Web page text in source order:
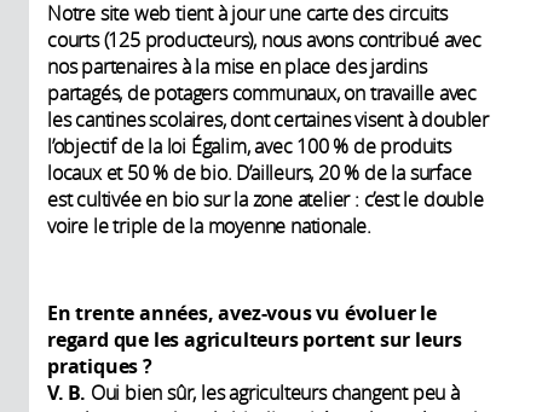
Notre site web tient à jour une carte des circuits
courts (125 producteurs), nous avons contribué avec
nos partenaires à la mise en place des jardins
partagés, de potagers communaux, on travaille avec
les cantines scolaires, dont certaines visent à doubler
l’objectif de la loi Égalim, avec 100 % de produits
locaux et 50 % de bio. D’ailleurs, 20 % de la surface
est cultivée en bio sur la zone atelier : c’est le double
voire le triple de la moyenne nationale.
En trente années, avez-vous vu évoluer le
regard que les agriculteurs portent sur leurs
pratiques ?
V. B. Oui bien sûr, les agriculteurs changent peu à